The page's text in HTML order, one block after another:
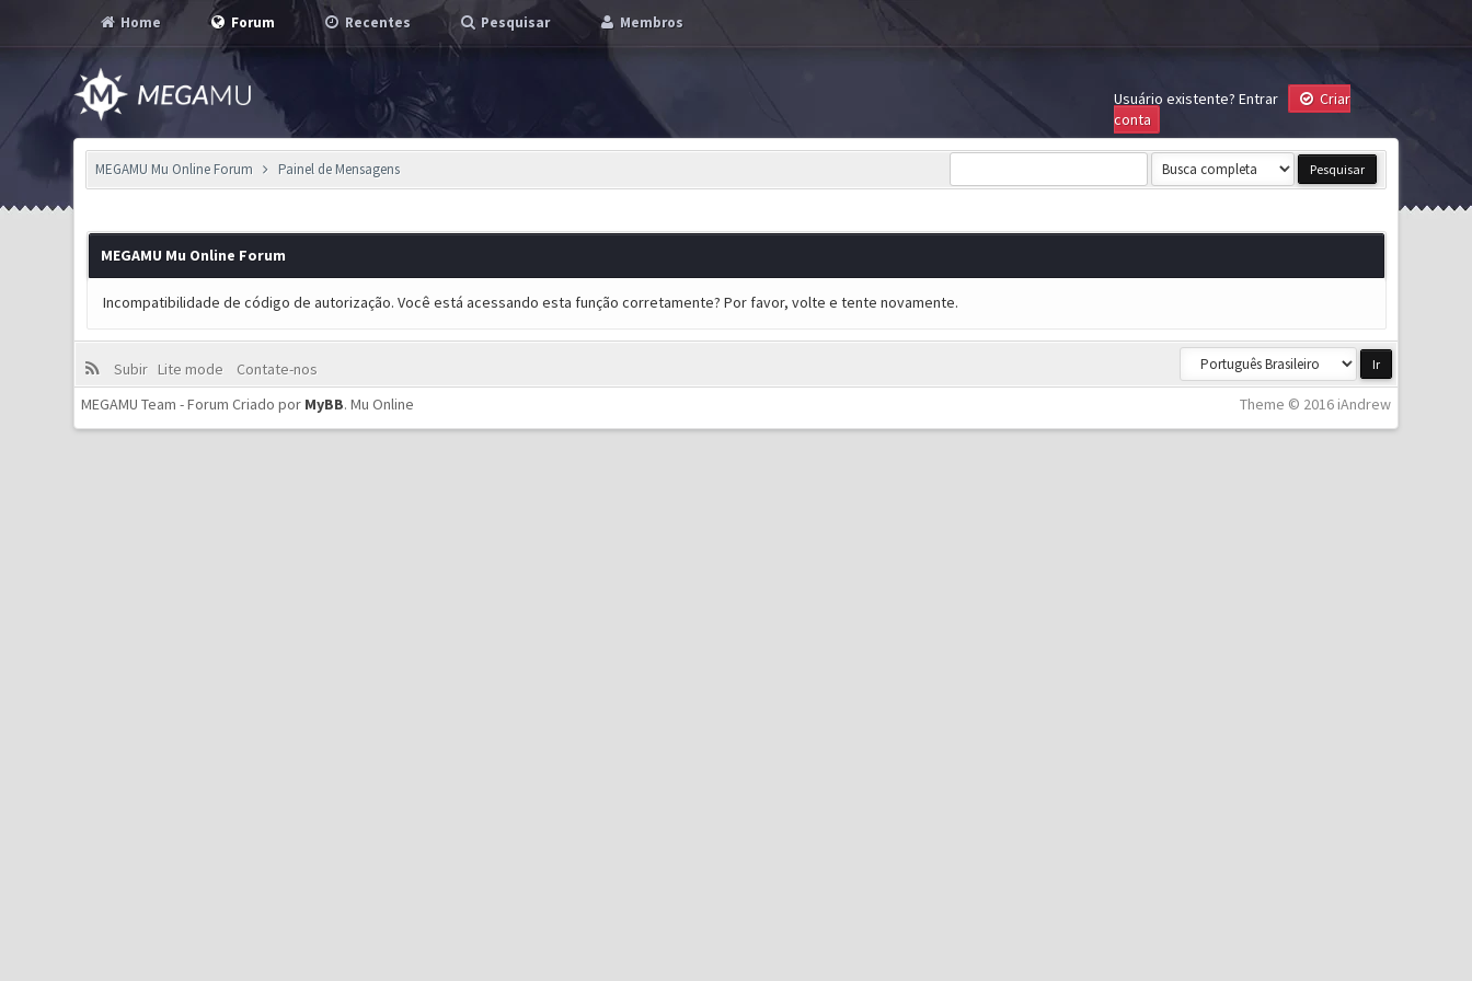
Home Forum Recentes Pesquisar Membros
Usuário existente? Entrar
Criar
conta
MEGAMU Mu Online Forum Painel de Mensagens
MEGAMU Mu Online Forum
Incompatibilidade de código de autorização. Você está acessando esta função corretamente? Por favor, volte e tente novamente.
Subir Lite mode
Contate-nos
Theme © 2016 iAndrew
MEGAMU Team - Forum Criado por MyBB.Mu Online